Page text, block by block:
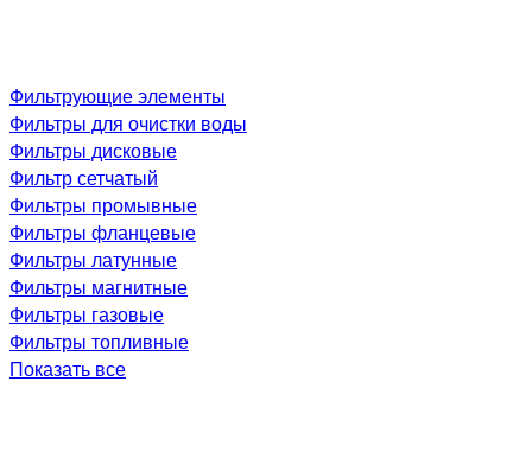
Фильтрующие элементы
Фильтры для очистки воды
Фильтры дисковые
Фильтр сетчатый
Фильтры промывные
Фильтры фланцевые
Фильтры латунные
Фильтры магнитные
Фильтры газовые
Фильтры топливные
Показать все